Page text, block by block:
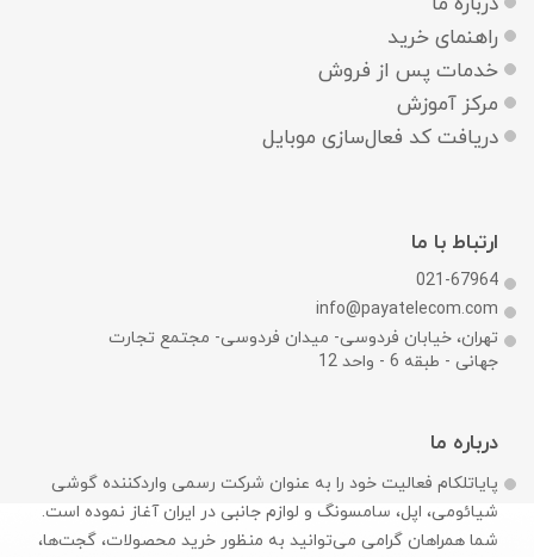
راهنمای خرید
خدمات پس از فروش
مرکز آموزش
دریافت کد فعال‌سازی موبایل
ارتباط با ما
021-67964
info@payatelecom.com
تهران، خیابان فردوسی- میدان فردوسی- مجتمع تجارت
جهانی - طبقه 6 - واحد 12
درباره ما
پایاتلکام فعالیت خود را به عنوان شرکت رسمی وارد‌کننده گوشی
شیائومی، اپل، سامسونگ و لوازم جانبی در ایران آغاز نموده است.
شما همراهان گرامی می‌توانید به منظور خرید محصولات، گجت‌ها،